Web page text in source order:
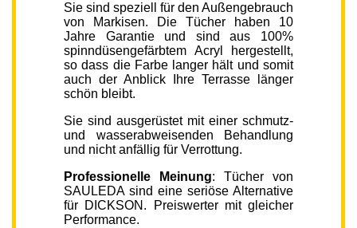
Sie sind speziell für den Außengebrauch
von Markisen. Die Tücher haben 10
Jahre Garantie und sind aus 100%
spinndüsengefärbtem Acryl hergestellt,
so dass die Farbe langer hält und somit
auch der Anblick Ihre Terrasse länger
schön bleibt.
Sie sind ausgerüstet mit einer schmutz-
und wasserabweisenden Behandlung
und nicht anfällig für Verrottung.
Professionelle Meinung: Tücher von
SAULEDA sind eine seriöse Alternative
für DICKSON. Preiswerter mit gleicher
Performance.